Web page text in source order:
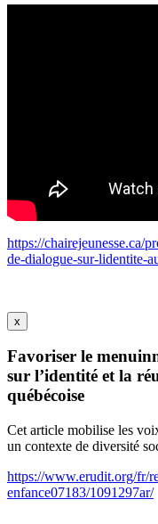
https://chairejeunesse.ca/
de-dialogue-sur-lidentite-
x
Favoriser le
sur l’identité et la
québécoise
Cet article mobilise les
un contexte de diversité
https://www.erudit.org/fr/
enfance07183/1091297ar/